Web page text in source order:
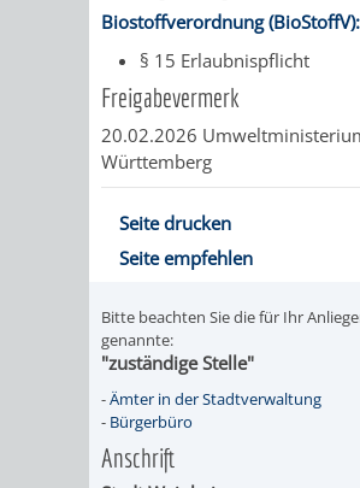
KATALOG
AUSBILDUNG
&
PRAKTIKA
BIBLIOTHEK
&
HAUS
IM
BENUTZUNG
Biostoffverordnung (BioStoffV):
§ 15 Erlaubnispflicht
Freigabevermerk
20.02.2026
Württemberg
Seite drucken
Seite empfehlen
Bitte beachten Sie die für Ihr
genannte:
"zuständige Stelle"
-Ämter in der Stadtverwaltung
- Bürgerbüro
Anschrift